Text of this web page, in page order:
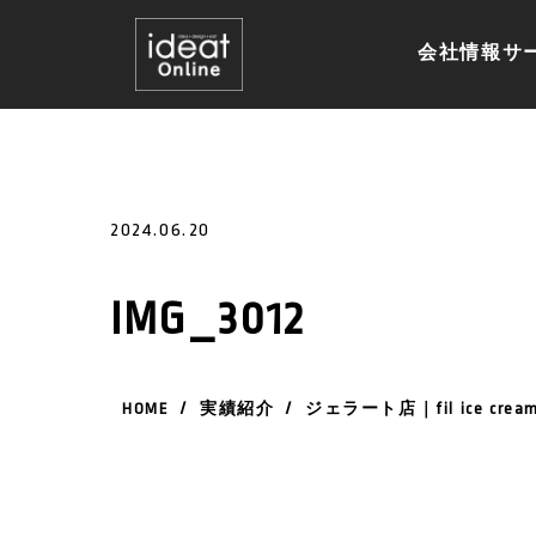
会社情報サ
2024.06.20
IMG_3012
HOME / 実績紹介 / ジェラート店｜fil ice